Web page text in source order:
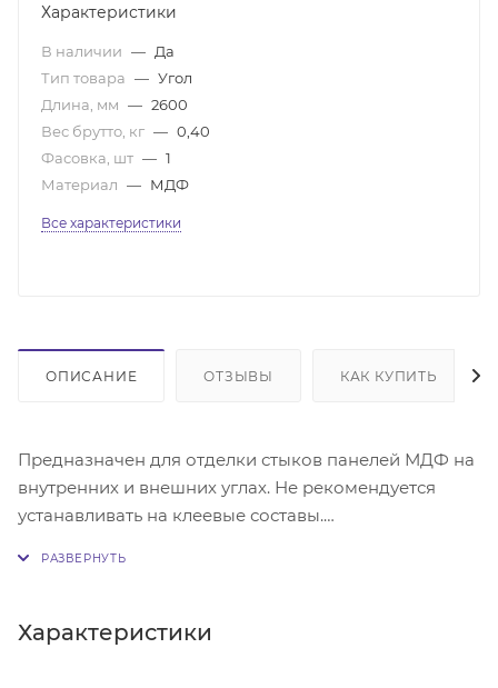
Характеристики
В наличии — Да
Тип товара — Угол
Длина, мм — 2600
Вес брутто, кг — 0,40
Фасовка, шт — 1
Материал — МДФ
Все характеристики
ОПИСАНИЕ ОТЗЫВЫ КАК КУПИТЬ
Предназначен для отделки стыков панелей МДФ на
внутренних и внешних углах. Не рекомендуется
устанавливать на клеевые составы.
устройства и отличаться от реального образца.
Характеристики